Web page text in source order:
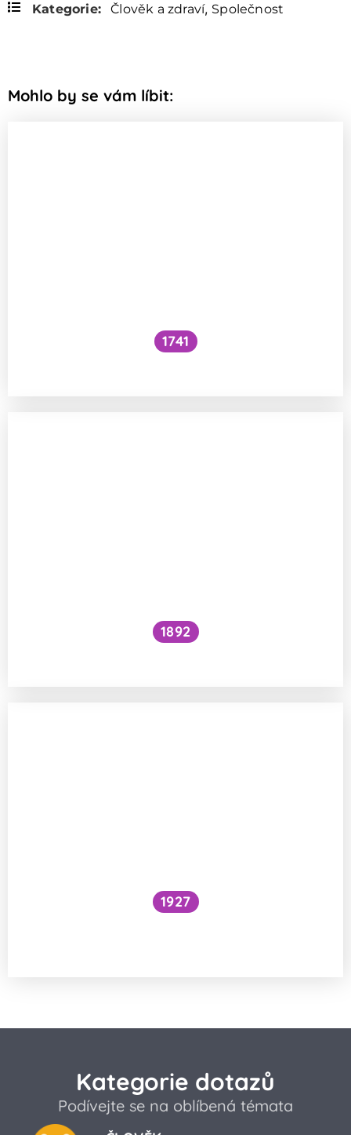
Kategorie: Člověk a zdraví, Společnost
Mohlo by se vám líbit:
1741
1892
1927
Kategorie dotazů
Podívejte se na oblíbená témata